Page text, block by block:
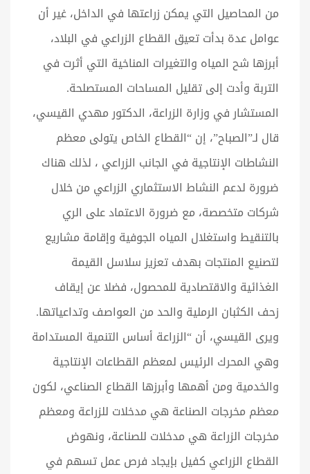
من المحاصيل التي يمكن زراعتها في الداخل، غير أن
عوامل عدة بدأت تعيق القطاع الزراعي في البلاد،
أبرزها شح المياه والتغيرات المناخية التي أثرت في
التربة وأدت إلى تقليل المساحات المستصلحة.
المستشار في وزارة الزراعة، الدكتور مهدي القيسي،
قال لـ”الصباح”، إن “القطاع الخاص يتولى معظم
النشاطات الإنتاجية في الجانب الزراعي ، لذلك هناك
ضرورة لدعم النشاط الاستثماري الزراعي من خلال
شركات متخصصة، مع ضرورة الاعتماد على الري
بالتنقيط واستغلال المياه الجوفية وإقامة مشاريع
لتصنيع المنتجات بهدف تعزيز سلاسل القيمة
الغذائية والاقتصادية للمحصول، فضلا عن إيقاف
زحف الكثبان الرملية والحد من العواصف وتداعياتها.
ويرى القيسي، أن “الزراعة أساس التنمية المستدامة
وهي المحرك الرئيس لمعظم القطاعات الإنتاجية
والخدمية ومن أهمها وأبرزها القطاع الصناعي، لكون
معظم مخرجات الصناعة هي مدخلات للزراعة ومعظم
مخرجات الزراعة هي مدخلات للصناعة، ونهوض
القطاع الزراعي كفيل بإيجاد فرص عمل تسهم في